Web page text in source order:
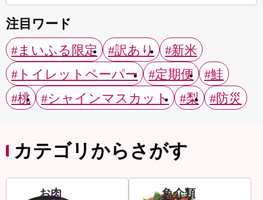
注目ワード
#まいふる限定
#訳あり
#新米
#トイレットペーパー
#定期便
#鮭
#桃
#シャインマスカット #梨 #防災
カテゴリからさがす
お肉 魚介類